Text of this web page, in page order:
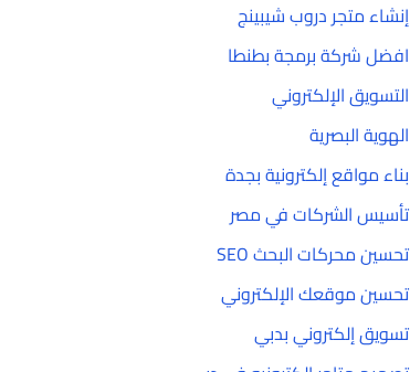
إنشاء متجر دروب شيبينج
افضل شركة برمجة بطنطا
التسويق الإلكتروني
الهوية البصرية
بناء مواقع إلكترونية بجدة
تأسيس الشركات في مصر
تحسين محركات البحث SEO
تحسين موقعك الإلكتروني
تسويق إلكتروني بدبي